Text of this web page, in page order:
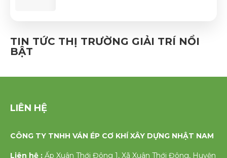
SUN 08, 2023
TIN TỨC THỊ TRƯỜNG GIẢI TRÍ NỔI
BẬT
LIÊN HỆ
CÔNG TY TNHH VÁN ÉP CƠ KHÍ XÂY DỰNG NHẬT NAM
Liên hệ : Ấp Xuân Thới Đông 1, Xã Xuân Thới Đông, Huyện